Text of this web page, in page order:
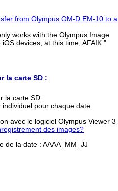
from Olympus OM-D EM-10 to a
works with the Olympus Image
devices, at this time, AFAIK."
la carte SD :
la carte SD :
pour chaque date.
avec le logiciel Olympus Viewer 3
des images?
de la date : AAAA_MM_JJ